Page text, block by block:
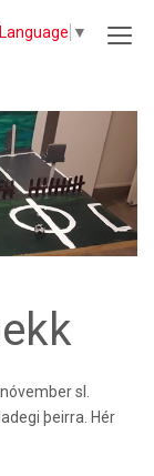
▼
sl.
þeirra. Hér